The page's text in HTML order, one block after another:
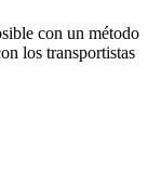
con un método
los transportistas